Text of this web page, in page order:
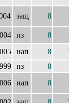
защ 8
пз 8
нап 8
пз 8
нап 8